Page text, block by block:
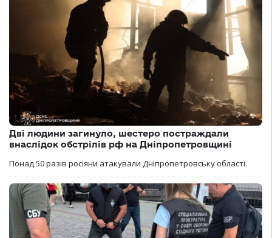
Дві людини загинуло, шестеро постраждали
внаслідок обстрілів рф на Дніпропетровщині
Понад 50 разів росіяни атакували Дніпропетровську області.